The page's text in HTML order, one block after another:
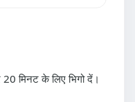
मिनट के लिए भिगो दें।